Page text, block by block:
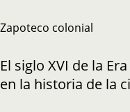
Zapoteco colonial
El siglo XVI de la
en la historia de la